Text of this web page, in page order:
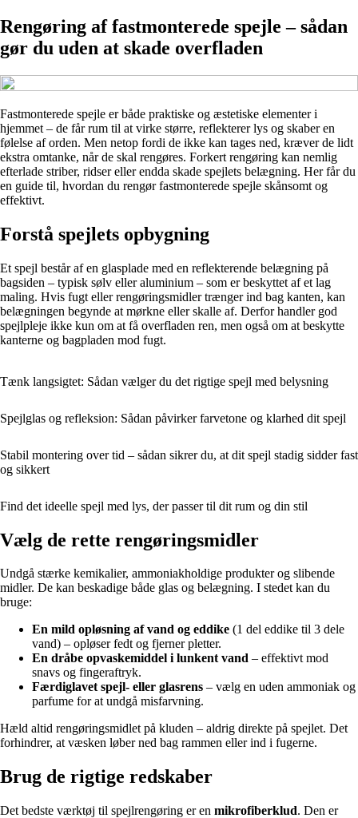
Rengøring af fastmonterede spejle – sådan
gør du uden at skade overfladen
Fastmonterede spejle er både praktiske og æstetiske elementer i
hjemmet – de får rum til at virke større, reflekterer lys og skaber en
følelse af orden. Men netop fordi de ikke kan tages ned, kræver de lidt
ekstra omtanke, når de skal rengøres. Forkert rengøring kan nemlig
efterlade striber, ridser eller endda skade spejlets belægning. Her får du
en guide til, hvordan du rengør fastmonterede spejle skånsomt og
effektivt.
Forstå spejlets opbygning
Et spejl består af en glasplade med en reflekterende belægning på
bagsiden – typisk sølv eller aluminium – som er beskyttet af et lag
maling. Hvis fugt eller rengøringsmidler trænger ind bag kanten, kan
belægningen begynde at mørkne eller skalle af. Derfor handler god
spejlpleje ikke kun om at få overfladen ren, men også om at beskytte
kanterne og bagpladen mod fugt.
Tænk langsigtet: Sådan vælger du det rigtige spejl med belysning
Spejlglas og refleksion: Sådan påvirker farvetone og klarhed dit spejl
Stabil montering over tid – sådan sikrer du, at dit spejl stadig sidder fast
og sikkert
Find det ideelle spejl med lys, der passer til dit rum og din stil
Vælg de rette rengøringsmidler
Undgå stærke kemikalier, ammoniakholdige produkter og slibende
midler. De kan beskadige både glas og belægning. I stedet kan du
bruge:
En mild opløsning af vand og eddike (1 del eddike til 3 dele
vand) – opløser fedt og fjerner pletter.
En dråbe opvaskemiddel i lunkent vand – effektivt mod
snavs og fingeraftryk.
Færdiglavet spejl- eller glasrens – vælg en uden ammoniak og
parfume for at undgå misfarvning.
Hæld altid rengøringsmidlet på kluden – aldrig direkte på spejlet. Det
forhindrer, at væsken løber ned bag rammen eller ind i fugerne.
Brug de rigtige redskaber
Det bedste værktøj til spejlrengøring er en mikrofiberklud. Den er